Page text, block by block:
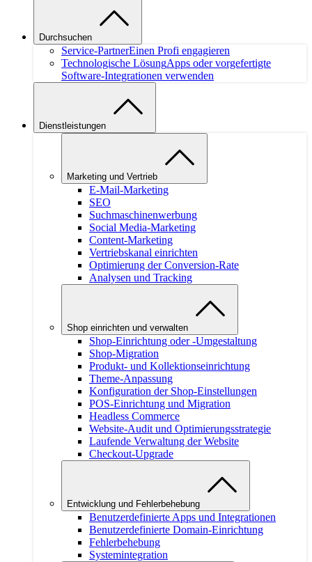
Durchsuchen
Service-PartnerEinen Profi engagieren
Technologische LösungApps oder vorgefertigte
Software-Integrationen verwenden
Dienstleistungen
Marketing und Vertrieb
E-Mail-Marketing
SEO
Suchmaschinenwerbung
Social Media-Marketing
Content-Marketing
Vertriebskanal einrichten
Optimierung der Conversion-Rate
Analysen und Tracking
Shop einrichten und verwalten
Shop-Einrichtung oder -Umgestaltung
Shop-Migration
Produkt- und Kollektionseinrichtung
Theme-Anpassung
Konfiguration der Shop-Einstellungen
POS-Einrichtung und Migration
Headless Commerce
Website-Audit und Optimierungsstrategie
Laufende Verwaltung der Website
Checkout-Upgrade
Entwicklung und Fehlerbehebung
Benutzerdefinierte Apps und Integrationen
Benutzerdefinierte Domain-Einrichtung
Fehlerbehebung
Systemintegration